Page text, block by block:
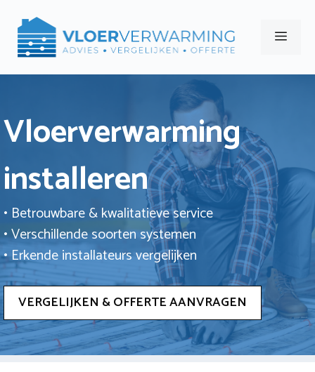
naar
Menu
Vloerverwarming
installeren
• Betrouwbare & kwalitatieve service
• Verschillende soorten systemen
• Erkende installateurs vergelijken
VERGELIJKEN & OFFERTE AANVRAGEN